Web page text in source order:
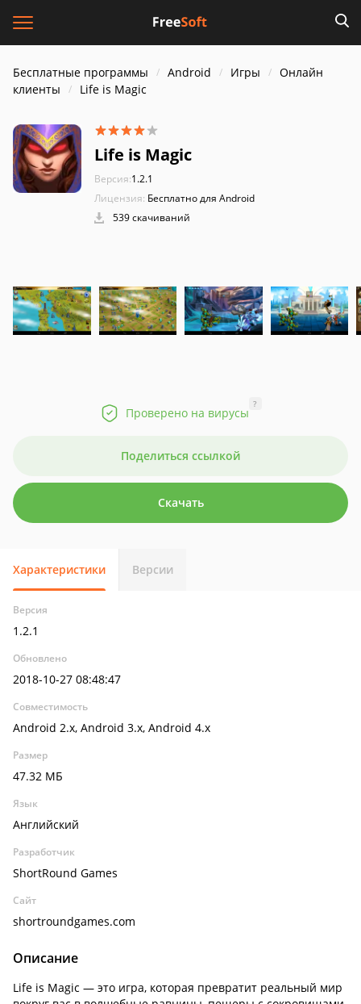
Бесплатные программы Android Игры
Онлайн
клиенты
Life is Magic
Life is Magic
Версия:1.2.1
Лицензия: Бесплатно для Android
539 скачиваний
Проверено на вирусы
?
Поделиться ссылкой
Скачать
Характеристики Версии
Версия
1.2.1
Обновлено
2018-10-27 08:48:47
Совместимость
Android 2.x, Android 3.x, Android 4.x
Размер
47.32 МБ
Язык
Английский
Разработчик
ShortRound Games
Сайт
shortroundgames.com
Описание
Life is Magic — это игра, которая превратит реальный мир